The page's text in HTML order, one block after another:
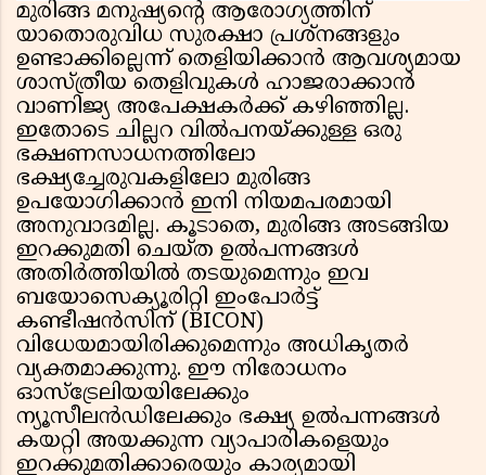
മുരിങ്ങ മനുഷ്യൻ്റെ ആരോഗ്യത്തിന്
യാതൊരുവിധ സുരക്ഷാ പ്രശ്നങ്ങളും
ഉണ്ടാക്കില്ലെന്ന് തെളിയിക്കാൻ ആവശ്യമായ
ശാസ്ത്രീയ തെളിവുകൾ ഹാജരാക്കാൻ
വാണിജ്യ അപേക്ഷകർക്ക് കഴിഞ്ഞില്ല.
ഇതോടെ ചില്ലറ വിൽപനയ്ക്കുള്ള ഒരു
ഭക്ഷണസാധനത്തിലോ
ഭക്ഷ്യച്ചേരുവകളിലോ മുരിങ്ങ
ഉപയോഗിക്കാൻ ഇനി നിയമപരമായി
അനുവാദമില്ല. കൂടാതെ, മുരിങ്ങ അടങ്ങിയ
ഇറക്കുമതി ചെയ്ത ഉൽപന്നങ്ങൾ
അതിർത്തിയിൽ തടയുമെന്നും ഇവ
ബയോസെക്യൂരിറ്റി ഇംപോർട്ട്
കണ്ടീഷൻസിന് (BICON)
വിധേയമായിരിക്കുമെന്നും അധികൃതർ
വ്യക്തമാക്കുന്നു. ഈ നിരോധനം
ഓസ്ട്രേലിയയിലേക്കും
ന്യൂസീലൻഡിലേക്കും ഭക്ഷ്യ ഉൽപന്നങ്ങൾ
കയറ്റി അയക്കുന്ന വ്യാപാരികളെയും
ഇറക്കുമതിക്കാരെയും കാര്യമായി